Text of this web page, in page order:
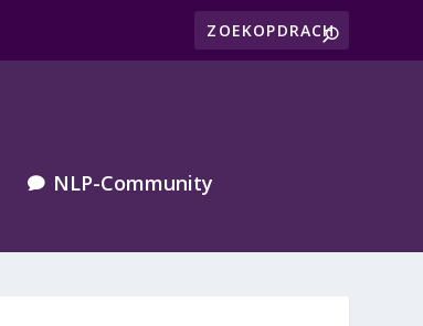
 NLP-Community